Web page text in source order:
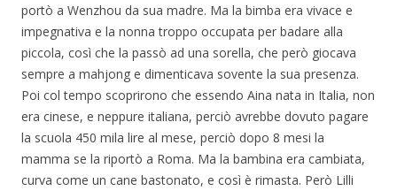
portò a Wenzhou da sua madre. Ma la bimba era vivace e
impegnativa e la nonna troppo occupata per badare alla
piccola, così che la passò ad una sorella, che però giocava
sempre a mahjong e dimenticava sovente la sua presenza.
Poi col tempo scoprirono che essendo Aina nata in Italia, non
era cinese, e neppure italiana, perciò avrebbe dovuto pagare
la scuola 450 mila lire al mese, perciò dopo 8 mesi la
mamma se la riportò a Roma. Ma la bambina era cambiata,
curva come un cane bastonato, e così è rimasta. Però Lilli